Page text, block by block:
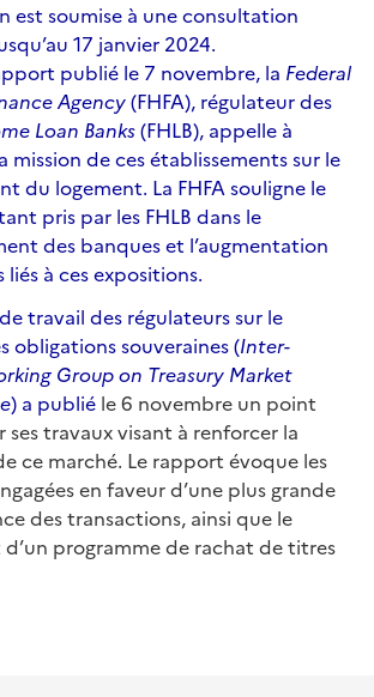
est soumise à une consultation
17 janvier 2024.
publié le 7 novembre, la Federal
Agency(FHFA), régulateur des
Loan Banks(FHLB), appelle à
mission de ces établissements sur le
du logement. La FHFA souligne le
pris par les FHLB dans le
des banques et l’augmentation
liés à ces expositions.
travail des régulateurs sur le
obligations souveraines (Inter-
Group on Treasury Market
) a publié le 6 novembre un point
ses travaux visant à renforcer la
ce marché. Le rapport évoque les
en faveur d’une plus grande
des transactions, ainsi que le
programme de rachat de titres